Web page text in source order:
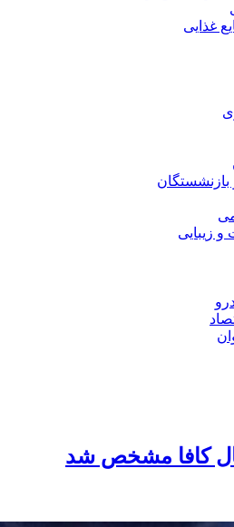
غذایی
زیبایی
کافا مشخص شد